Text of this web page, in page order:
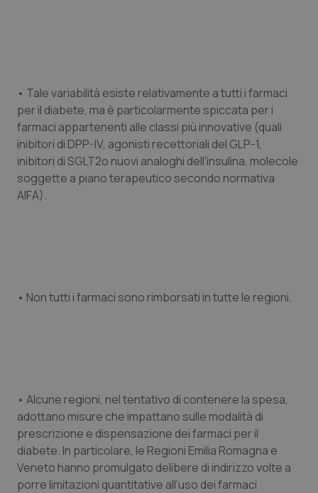
Sangue & coagulazione
Tiroide
Tumore al seno
• Tale variabilità esiste relativamente a tutti i farmaci
per il diabete, ma è particolarmente spiccata per i
farmaci appartenenti alle classi più innovative (quali
inibitori di DPP-IV, agonisti recettoriali del GLP-1,
inibitori di SGLT2o nuovi analoghi dell’insulina, molecole
soggette a piano terapeutico secondo normativa
AIFA).
• Non tutti i farmaci sono rimborsati in tutte le regioni.
• Alcune regioni, nel tentativo di contenere la spesa,
adottano misure che impattano sulle modalità di
prescrizione e dispensazione dei farmaci per il
diabete. In particolare, le Regioni Emilia Romagna e
Veneto hanno promulgato delibere di indirizzo volte a
porre limitazioni quantitative all’uso dei farmaci